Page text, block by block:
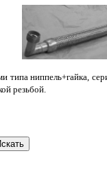
типа ниппель+гайка,
резьбой.